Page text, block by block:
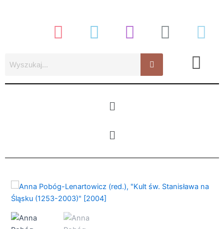
Menu
Menu
ilość
Anna
Pobóg-
Lenartowicz